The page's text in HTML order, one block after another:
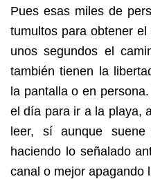
Pues esas miles de
tumultos para obtener
unos segundos el
también tienen la
la pantalla o en
el día para ir a la playa,
leer, sí aunque
haciendo lo señalado
canal o mejor apagando